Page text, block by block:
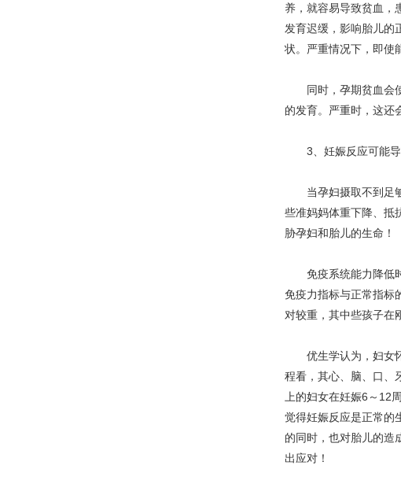
养，就容易导致贫血，
发育迟缓，影响胎儿的
状。严重情况下，即使
同时，孕期贫血会使
的发育。严重时，这还
3、妊娠反应可能导
当孕妇摄取不到足够
些准妈妈体重下降、抵
胁孕妇和胎儿的生命！
免疫系统能力降低时
免疫力指标与正常指标
对较重，其中些孩子在
优生学认为，妇女怀
程看，其心、脑、口、
上的妇女在妊娠6～12
觉得妊娠反应是正常的
的同时，也对胎儿的造
出应对！